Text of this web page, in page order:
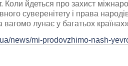
Коли йдеться про захист
суверенітету і права
вагомо лунає у багатьох
news/mi-prodovzhimo-nash-